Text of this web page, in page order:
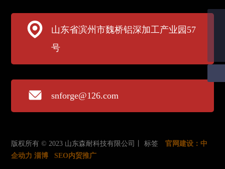
山东省滨州市魏桥铝深加工产业园57
号
snforge@126.com
版权所有 © 2023 山东森耐科技有限公司丨标签 官网建设：中
企动力 淄博 SEO内贸推广
sn@sdsennai.com